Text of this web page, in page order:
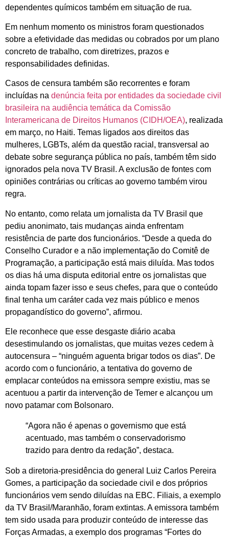
dependentes químicos também em situação de rua.
Em nenhum momento os ministros foram questionados
sobre a efetividade das medidas ou cobrados por um plano
concreto de trabalho, com diretrizes, prazos e
responsabilidades definidas.
Casos de censura também são recorrentes e foram
incluídas na denúncia feita por entidades da sociedade civil
brasileira na audiência temática da Comissão
Interamericana de Direitos Humanos (CIDH/OEA), realizada
em março, no Haiti. Temas ligados aos direitos das
mulheres, LGBTs, além da questão racial, transversal ao
debate sobre segurança pública no país, também têm sido
ignorados pela nova TV Brasil. A exclusão de fontes com
opiniões contrárias ou críticas ao governo também virou
regra.
No entanto, como relata um jornalista da TV Brasil que
pediu anonimato, tais mudanças ainda enfrentam
resistência de parte dos funcionários. “Desde a queda do
Conselho Curador e a não implementação do Comitê de
Programação, a participação está mais diluída. Mas todos
os dias há uma disputa editorial entre os jornalistas que
ainda topam fazer isso e seus chefes, para que o conteúdo
final tenha um caráter cada vez mais público e menos
propagandístico do governo”, afirmou.
Ele reconhece que esse desgaste diário acaba
desestimulando os jornalistas, que muitas vezes cedem à
autocensura – “ninguém aguenta brigar todos os dias”. De
acordo com o funcionário, a tentativa do governo de
emplacar conteúdos na emissora sempre existiu, mas se
acentuou a partir da intervenção de Temer e alcançou um
novo patamar com Bolsonaro.
“Agora não é apenas o governismo que está
acentuado, mas também o conservadorismo
trazido para dentro da redação”, destaca.
Sob a diretoria-presidência do general Luiz Carlos Pereira
Gomes, a participação da sociedade civil e dos próprios
funcionários vem sendo diluídas na EBC. Filiais, a exemplo
da TV Brasil/Maranhão, foram extintas. A emissora também
tem sido usada para produzir conteúdo de interesse das
Forças Armadas, a exemplo dos programas “Fortes do